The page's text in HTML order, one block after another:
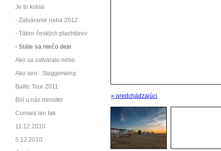
Je to krása
- Zatváranie neba 2012
- Tábor českých plachtárov
- Stále sa niečo deje
Ako sa zatváralo nebo
Ako sen - Staggerwing
Baltic Tour 2011
Bol u nás minister
Corowa len tak
11.12.2010
5.12.2010
« predchádzajúci